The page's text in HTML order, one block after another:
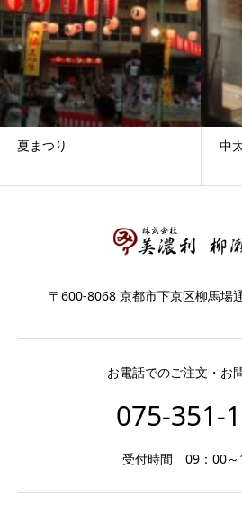
夏まつり 中
〒600-8068 京都市下京区柳馬場
お電話でのご注文・お
075-351-
受付時間 09：00～